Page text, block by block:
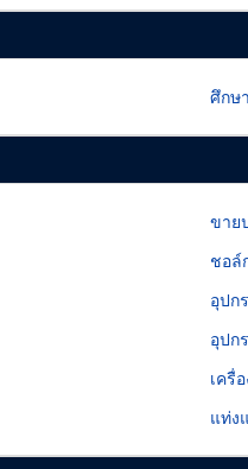
ศึกษ
ขาย
ชอล์
อุปก
อุปก
เครื่
แท่ง